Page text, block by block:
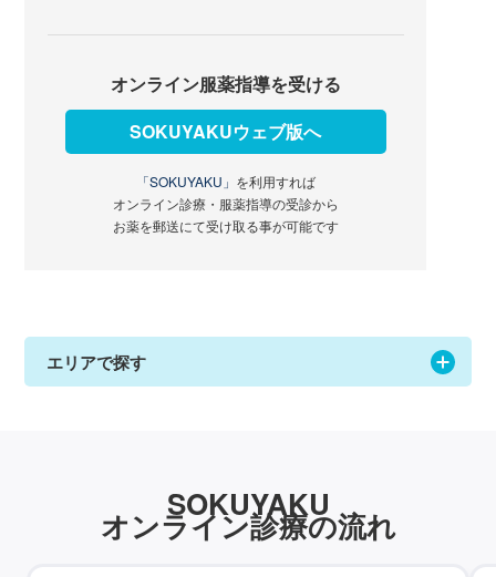
オンライン服薬指導を受ける
SOKUYAKUウェブ版へ
「SOKUYAKU」 を利用すれば
オンライン診療・服薬指導の受診から
お薬を郵送にて受け取る事が可能です
エリアで探す
SOKUYAKU
オンライン診療の流れ